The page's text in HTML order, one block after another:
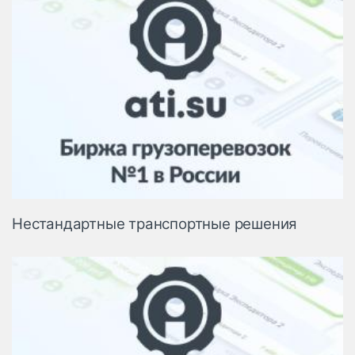
Нестандартные транспортные решения